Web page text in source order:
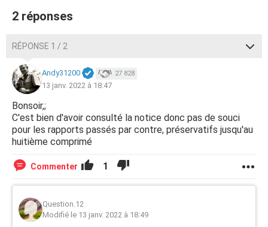
2 réponses
RÉPONSE 1 / 2
Andy31200 27 828
13 janv. 2022 à 18:47
Bonsoir,;
C'est bien d'avoir consulté la notice donc pas de souci
pour les rapports passés par contre, préservatifs jusqu'au
huitième comprimé
Commenter 1
Question.12
Modifié le 13 janv. 2022 à 18:49